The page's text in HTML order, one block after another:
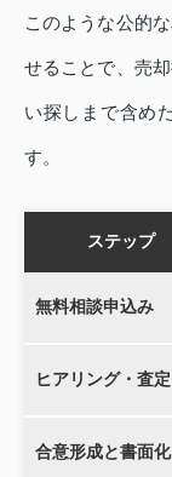
このような公的
せることで、売
い探しまで含め
す。
ステップ
無料相談申込み
ヒアリング・査定
合意形成と書面化